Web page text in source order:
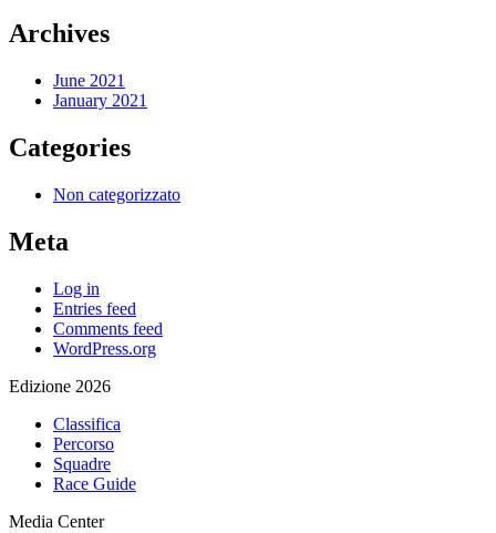
Archives
June 2021
January 2021
Categories
Non categorizzato
Meta
Log in
Entries feed
Comments feed
WordPress.org
Edizione 2026
Classifica
Percorso
Squadre
Race Guide
Media Center